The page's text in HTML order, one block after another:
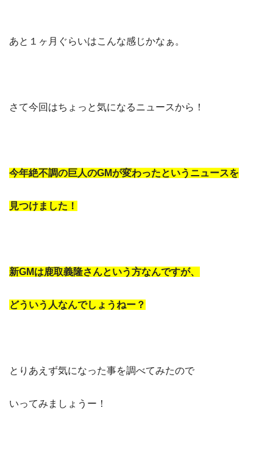
あと１ヶ月ぐらいはこんな感じかなぁ。
さて今回はちょっと気になるニュースから！
今年絶不調の巨人のGMが変わったというニュースを
見つけました！
新GMは鹿取義隆さんという方なんですが、
どういう人なんでしょうねー？
とりあえず気になった事を調べてみたので
いってみましょうー！